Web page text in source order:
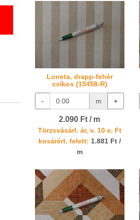
Loneta, drapp-fehér
csíkos (15458-R)
- m +
2.090 Ft / m
Törzsvásárl. ár, v. 10 e. Ft
kosárért. felett: 1.881 Ft /
m